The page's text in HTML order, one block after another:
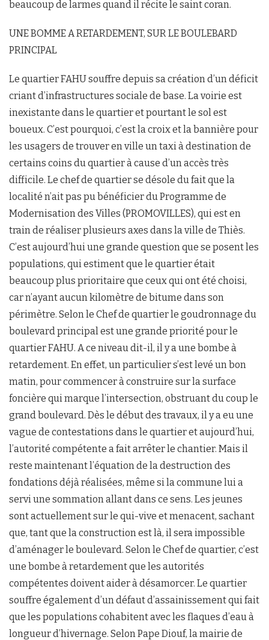
beaucoup de larmes quand il récite le saint coran.
UNE BOMME A RETARDEMENT, SUR LE BOULEBARD
PRINCIPAL
Le quartier FAHU souffre depuis sa création d’un déficit
criant d’infrastructures sociale de base. La voirie est
inexistante dans le quartier et pourtant le sol est
boueux. C’est pourquoi, c’est la croix et la bannière pour
les usagers de trouver en ville un taxi à destination de
certains coins du quartier à cause d’un accès très
difficile. Le chef de quartier se désole du fait que la
localité n’ait pas pu bénéficier du Programme de
Modernisation des Villes (PROMOVILLES), qui est en
train de réaliser plusieurs axes dans la ville de Thiès.
C’est aujourd’hui une grande question que se posent les
populations, qui estiment que le quartier était
beaucoup plus prioritaire que ceux qui ont été choisi,
car n’ayant aucun kilomètre de bitume dans son
périmètre. Selon le Chef de quartier le goudronnage du
boulevard principal est une grande priorité pour le
quartier FAHU. A ce niveau dit-il, il y a une bombe à
retardement. En effet, un particulier s’est levé un bon
matin, pour commencer à construire sur la surface
foncière qui marque l’intersection, obstruant du coup le
grand boulevard. Dès le début des travaux, il y a eu une
vague de contestations dans le quartier et aujourd’hui,
l’autorité compétente a fait arrêter le chantier. Mais il
reste maintenant l’équation de la destruction des
fondations déjà réalisées, même si la commune lui a
servi une sommation allant dans ce sens. Les jeunes
sont actuellement sur le qui-vive et menacent, sachant
que, tant que la construction est là, il sera impossible
d’aménager le boulevard. Selon le Chef de quartier, c’est
une bombe à retardement que les autorités
compétentes doivent aider à désamorcer. Le quartier
souffre également d’un défaut d’assainissement qui fait
que les populations cohabitent avec les flaques d’eau à
longueur d’hivernage. Selon Pape Diouf, la mairie de